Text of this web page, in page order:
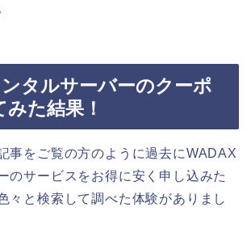
タルサーバーのクーポ
た結果！
事をご覧の方のように過去にWADAX
のサービスをお得に安く申し込みた
々と検索して調べた体験がありまし